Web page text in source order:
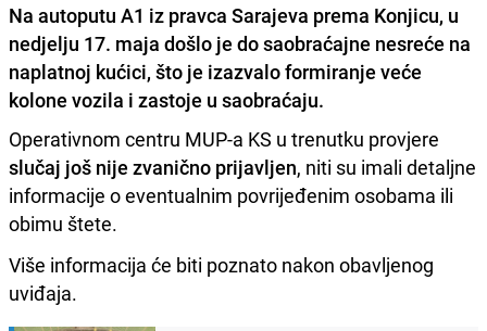
Na autoputu A1 iz pravca Sarajeva prema Konjicu, u
nedjelju 17. maja došlo je do saobraćajne nesreće na
naplatnoj kućici, što je izazvalo formiranje veće
kolone vozila i zastoje u saobraćaju.
Operativnom centru MUP-a KS u trenutku provjere
slučaj još nije zvanično prijavljen, niti su imali detaljne
informacije o eventualnim povrijeđenim osobama ili
obimu štete.
Više informacija će biti poznato nakon obavljenog
uviđaja.